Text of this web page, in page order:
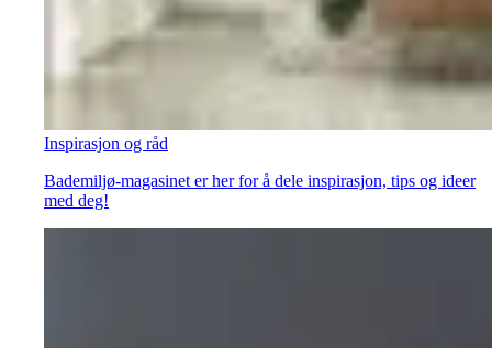
Inspirasjon og råd
Bademiljø-magasinet er her for å dele inspirasjon, tips og ideer
med deg!